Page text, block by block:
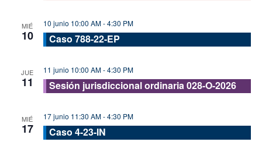
MIÉ
10
10 junio 10:00 AM-4:30 PM
Caso 788-22-EP
JUE
11
11 junio 10:00 AM-4:30 PM
Sesión jurisdiccional ordinaria 028-O-2026
MIÉ
17
17 junio 11:30 AM-4:30 PM
Caso 4-23-IN